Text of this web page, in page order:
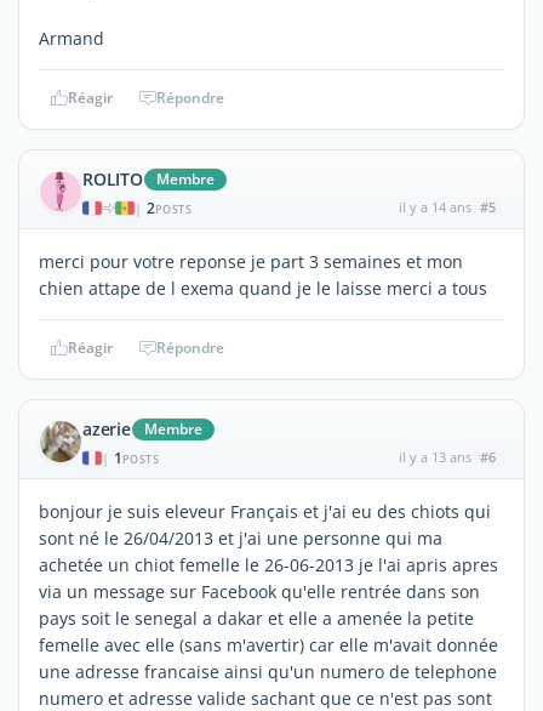
Armand
Réagir Répondre
ROLITO Membre
| 2POSTS il y a 14 ans #5
merci pour votre reponse je part 3 semaines et mon
chien attape de l exema quand je le laisse merci a tous
Réagir Répondre
azerie Membre
| 1 POSTS il y a 13 ans #6
bonjour je suis eleveur Français et j'ai eu des chiots qui
sont né le 26/04/2013 et j'ai une personne qui ma
achetée un chiot femelle le 26-06-2013 je l'ai apris apres
via un message sur Facebook qu'elle rentrée dans son
pays soit le senegal a dakar et elle a amenée la petite
femelle avec elle (sans m'avertir) car elle m'avait donnée
une adresse francaise ainsi qu'un numero de telephone
numero et adresse valide sachant que ce n'est pas sont